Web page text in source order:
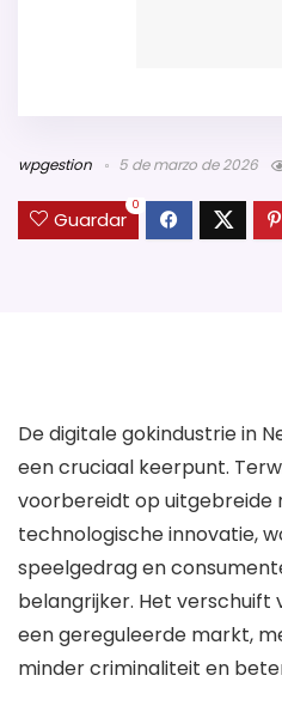
wpgestion 5 de marzo de 2026
Guardar
0
De digitale gokindustrie in
een cruciaal keerpunt.
voorbereidt op uitgebreide
technologische innovatie,
speelgedrag en
belangrijker. Het verschuift
een gereguleerde markt,
minder criminaliteit en